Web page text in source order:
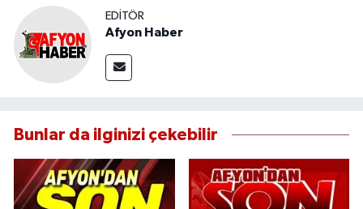
EDITÖR
Afyon Haber
Bunlar da ilginizi çekebilir